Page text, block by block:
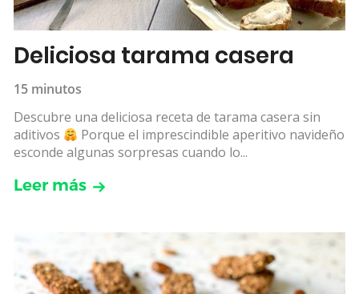
Deliciosa tarama casera
15 minutos
Descubre una deliciosa receta de tarama casera sin
aditivos
Porque el imprescindible aperitivo navideño
esconde algunas sorpresas cuando lo...
Leer más